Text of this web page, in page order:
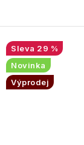
29 %
Novinka
Výprodej